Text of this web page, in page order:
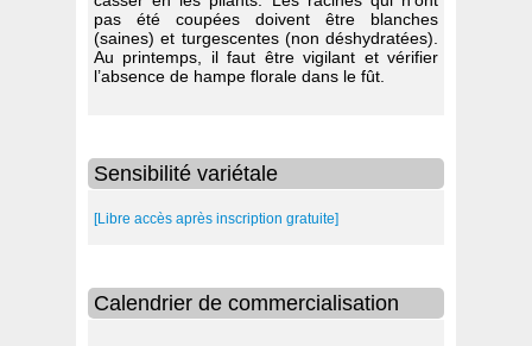
pas été coupées doivent être blanches
(saines) et turgescentes (non déshydratées).
Au printemps, il faut être vigilant et vérifier
l’absence de hampe florale dans le fût.
Sensibilité variétale
[Libre accès après inscription gratuite]
Calendrier de commercialisation